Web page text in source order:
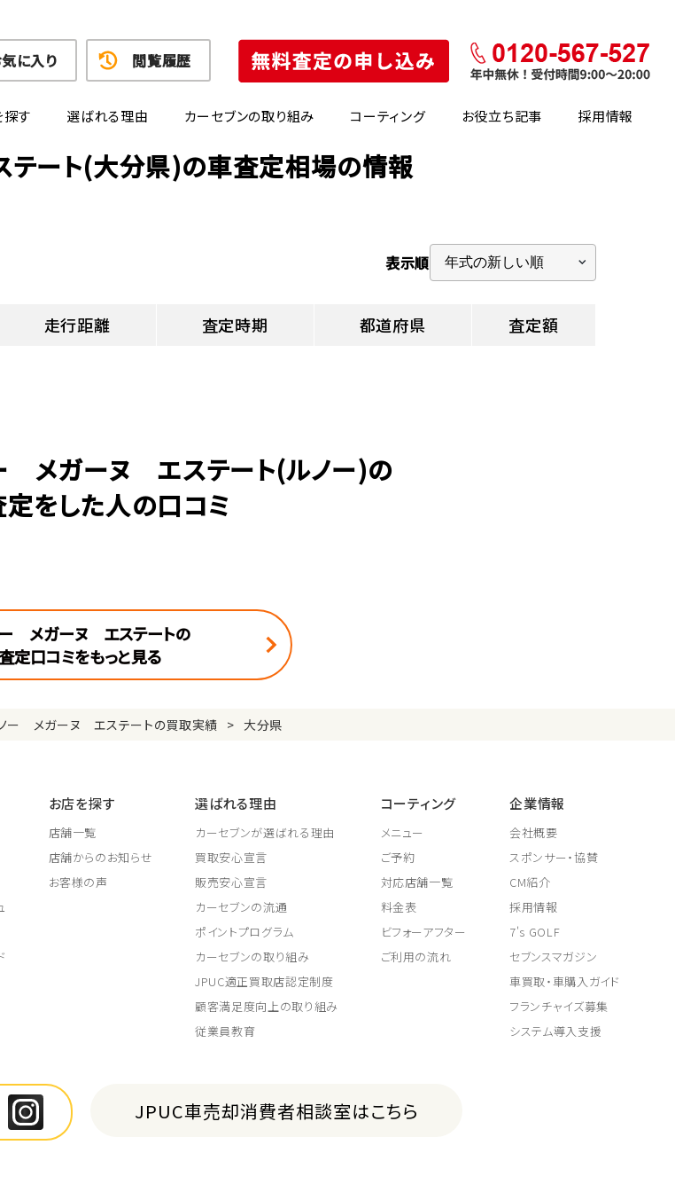
探す 選ばれる理由 カーセブンの取り組み コーティング お役立ち記事 採用情報
に入り 閲覧履歴
ート(大分県)の車査定相場の情報
表示順
走行距離 査定時期 都道府県 査定額
メガーヌ エステート(ルノー)の
をした人の口コミ
メガーヌ エステートの
定口コミをもっと見る
ー メガーヌ エステートの買取実績 大分県
お店を探す
店舗一覧
店舗からのお知らせ
お客様の声
選ばれる理由
カーセブンが選ばれる理由
買取安心宣言
販売安心宣言
カーセブンの流通
ポイントプログラム
カーセブンの取り組み
JPUC適正買取店認定制度
顧客満足度向上の取り組み
従業員教育
コーティング
メニュー
ご予約
対応店舗一覧
料金表
ビフォーアフター
ご利用の流れ
企業情報
会社概要
スポンサー・協賛
CM紹介
採用情報
7's GOLF
セブンスマガジン
車買取・車購入ガイド
フランチャイズ募集
システム導入支援
JPUC車売却消費者相談室はこちら